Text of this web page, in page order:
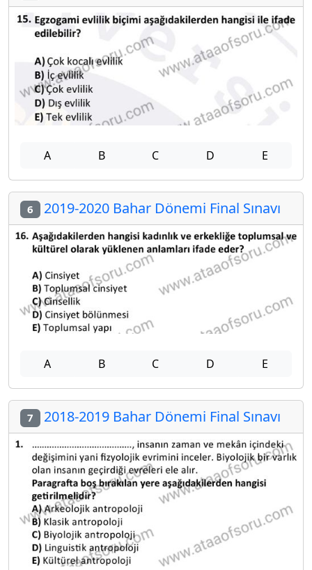
A B C D E
6 2019-2020 Bahar Dönemi Final Sınavı
A B C D E
7 2018-2019 Bahar Dönemi Final Sınavı